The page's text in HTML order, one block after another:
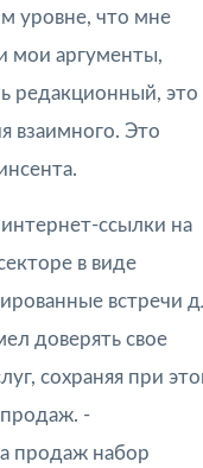
уровне, что мне
мои аргументы,
редакционный, это
взаимного. Это
ссылки на
в виде
встречи
доверять свое
сохраняя при
продаж. -
продаж набор